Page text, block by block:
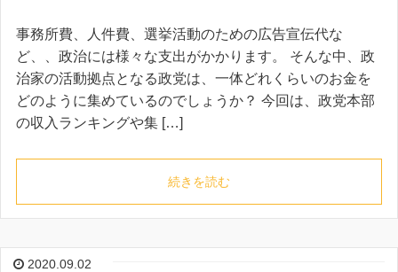
事務所費、人件費、選挙活動のための広告宣伝代な
ど、、政治には様々な支出がかかります。 そんな中、政
治家の活動拠点となる政党は、一体どれくらいのお金を
どのように集めているのでしょうか？ 今回は、政党本部
の収入ランキングや集 […]
続きを読む
2020.09.02